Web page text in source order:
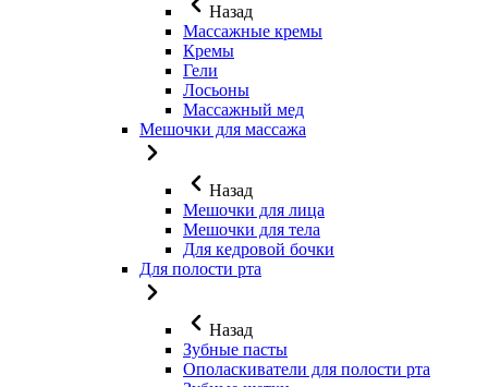
Назад
Массажные кремы
Кремы
Гели
Лосьоны
Массажный мед
Мешочки для массажа
Назад
Мешочки для лица
Мешочки для тела
Для кедровой бочки
Для полости рта
Назад
Зубные пасты
Ополаскиватели для полости рта